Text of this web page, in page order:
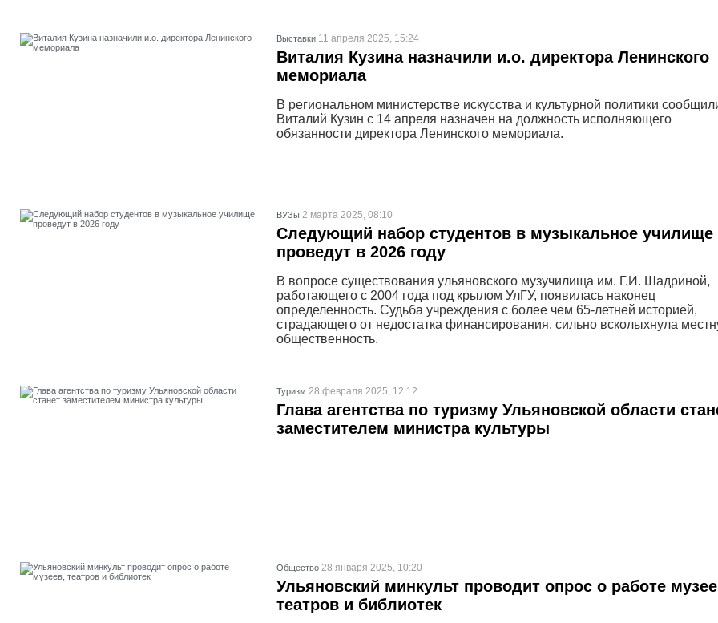
Выставки 11 апреля 2025, 15:24
Виталия Кузина назначили и.о. директора Ленинского
мемориала
В региональном министерстве искусства и культурной политики
Виталий Кузин с 14 апреля назначен на должность исполняющего
обязанности директора Ленинского мемориала.
ВУЗы 2 марта 2025, 08:10
Следующий набор студентов в музыкальное училище
проведут в 2026 году
В вопросе существования ульяновского музучилища им. Г.И. Шадриной,
работающего с 2004 года под крылом УлГУ, появилась наконец
определенность. Судьба учреждения с более чем 65-летней историей,
страдающего от недостатка финансирования, сильно всколыхнула
общественность.
Туризм 28 февраля 2025, 12:12
Глава агентства по туризму Ульяновской области
заместителем министра культуры
Общество 28 января 2025, 10:20
Ульяновский минкульт проводит опрос о работе
театров и библиотек